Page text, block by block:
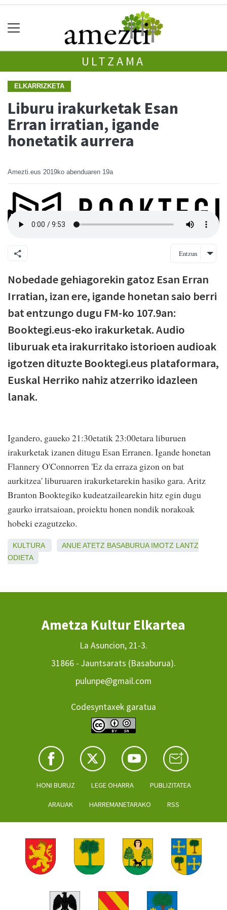
ULTZAMA
ELKARRIZKETA
Liburu irakurketak Esan
Erran irratian, igande
honetatik aurrera
Amezti.eus 2019ko abenduaren 19a
Entzun
Nobedade gehiagorekin gatoz Esan Erran
Irratian, izan ere, igande honetan saio berri
bat entzungo dugu FM-ko 107.9an:
Booktegi.eus-eko irakurketak. Audio
liburuak eta irakurritako istorioen audioak
igotzen dituzte Booktegi.eus plataformara,
Euskal Herriko nahiz atzerriko idazleen
lanak.
Igandero, gaueko 21:30etatik 23:00etara liburuen
irakurketak izanen ditugu Esan Erranen. Igande honetan
Flannery O'Connorren 'Ez da erraza gizon on bat
aurkitzea' liburuaren irakurketarekin hasiko gara. Aritz
Branton Booktegiko kudeatzailearekin hitz egin dugu
gaurko irratsaioan, proiektu honen nondik norakoak
hobeki ezagutzeko.
KULTURA ANUEATETZ BASABURUA IMOTZ LANTZ
ODIETA
Ametza Kultur Elkartea
La Asuncion, 21-3.
31866 - Jauntsarats (Basaburua).
pulunpe@gmail.com
Codesyntaxek garatua
HONI BURUZ LEGE OHARRA PUBLIZITATEA
ARAUAK HARREMANETARAKO RSS